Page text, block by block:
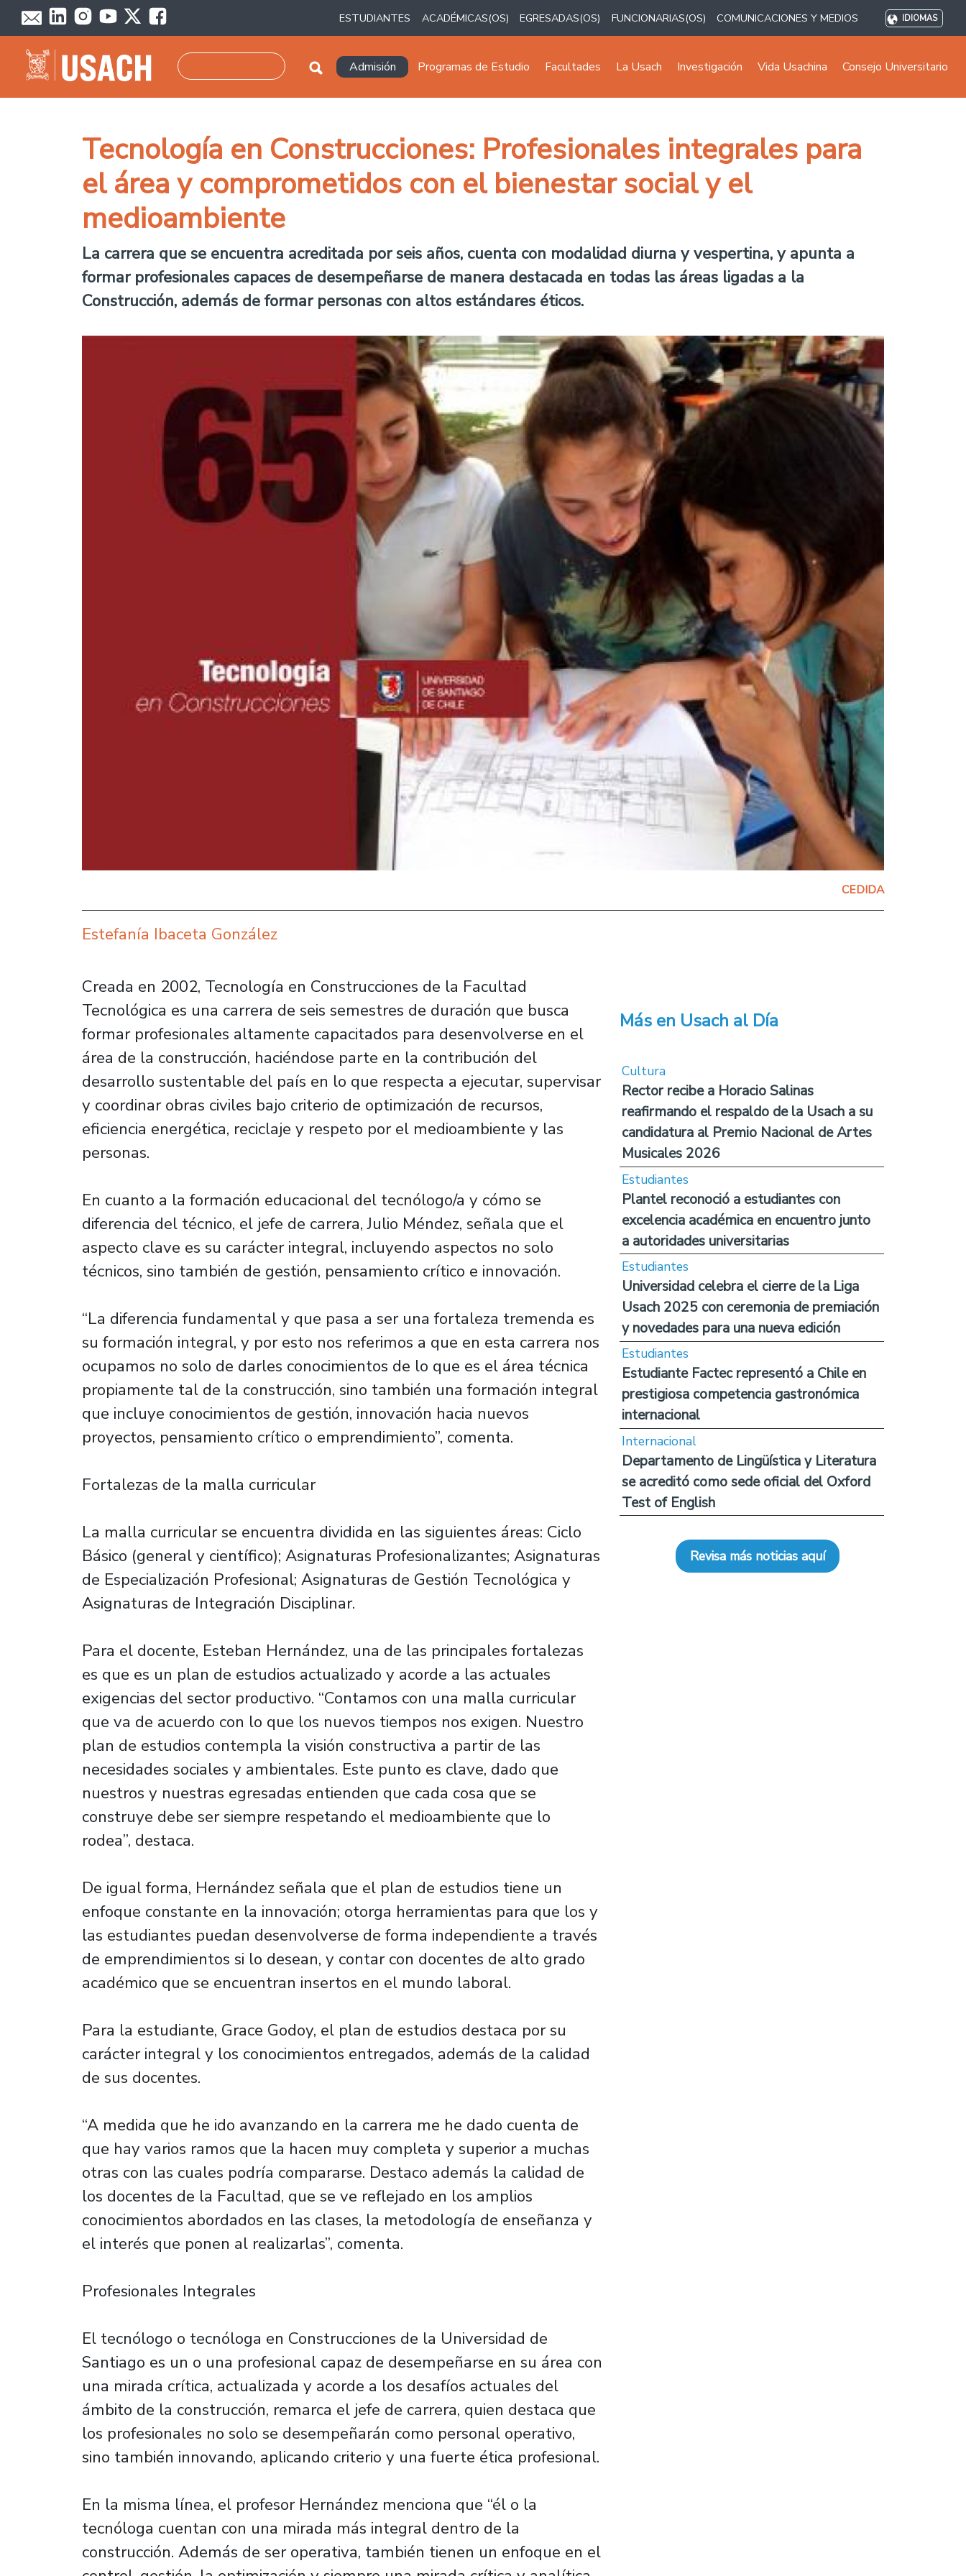
Pasar al contenido principal
ESTUDIANTES ACADÉMICAS(OS) EGRESADAS(OS) FUNCIONARIAS(OS) COMUNICACIONES Y MEDIOS IDIOMAS
Navegación principal
Admisión Programas de Estudio Facultades La Usach Investigación Vida Usachina Consejo Universitario
Tecnología en Construcciones: Profesionales integrales para
el área y comprometidos con el bienestar social y el
medioambiente
La carrera que se encuentra acreditada por seis años, cuenta con modalidad diurna y vespertina, y apunta a
formar profesionales capaces de desempeñarse de manera destacada en todas las áreas ligadas a la
Construcción, además de formar personas con altos estándares éticos.
CEDIDA
Estefanía Ibaceta González
Creada en 2002, Tecnología en Construcciones de la Facultad
Tecnológica es una carrera de seis semestres de duración que busca
formar profesionales altamente capacitados para desenvolverse en el
área de la construcción, haciéndose parte en la contribución del
desarrollo sustentable del país en lo que respecta a ejecutar, supervisar
y coordinar obras civiles bajo criterio de optimización de recursos,
eficiencia energética, reciclaje y respeto por el medioambiente y las
personas.
En cuanto a la formación educacional del tecnólogo/a y cómo se
diferencia del técnico, el jefe de carrera, Julio Méndez, señala que el
aspecto clave es su carácter integral, incluyendo aspectos no solo
técnicos, sino también de gestión, pensamiento crítico e innovación.
“La diferencia fundamental y que pasa a ser una fortaleza tremenda es
su formación integral, y por esto nos referimos a que en esta carrera nos
ocupamos no solo de darles conocimientos de lo que es el área técnica
propiamente tal de la construcción, sino también una formación integral
que incluye conocimientos de gestión, innovación hacia nuevos
proyectos, pensamiento crítico o emprendimiento”, comenta.
Fortalezas de la malla curricular
La malla curricular se encuentra dividida en las siguientes áreas: Ciclo
Básico (general y científico); Asignaturas Profesionalizantes; Asignaturas
de Especialización Profesional; Asignaturas de Gestión Tecnológica y
Asignaturas de Integración Disciplinar.
Para el docente, Esteban Hernández, una de las principales fortalezas
es que es un plan de estudios actualizado y acorde a las actuales
exigencias del sector productivo. “Contamos con una malla curricular
que va de acuerdo con lo que los nuevos tiempos nos exigen. Nuestro
plan de estudios contempla la visión constructiva a partir de las
necesidades sociales y ambientales. Este punto es clave, dado que
nuestros y nuestras egresadas entienden que cada cosa que se
construye debe ser siempre respetando el medioambiente que lo
rodea”, destaca.
De igual forma, Hernández señala que el plan de estudios tiene un
enfoque constante en la innovación; otorga herramientas para que los y
las estudiantes puedan desenvolverse de forma independiente a través
de emprendimientos si lo desean, y contar con docentes de alto grado
académico que se encuentran insertos en el mundo laboral.
Para la estudiante, Grace Godoy, el plan de estudios destaca por su
carácter integral y los conocimientos entregados, además de la calidad
de sus docentes.
“A medida que he ido avanzando en la carrera me he dado cuenta de
que hay varios ramos que la hacen muy completa y superior a muchas
otras con las cuales podría compararse. Destaco además la calidad de
los docentes de la Facultad, que se ve reflejado en los amplios
conocimientos abordados en las clases, la metodología de enseñanza y
el interés que ponen al realizarlas”, comenta.
Profesionales Integrales
El tecnólogo o tecnóloga en Construcciones de la Universidad de
Santiago es un o una profesional capaz de desempeñarse en su área con
una mirada crítica, actualizada y acorde a los desafíos actuales del
ámbito de la construcción, remarca el jefe de carrera, quien destaca que
los profesionales no solo se desempeñarán como personal operativo,
sino también innovando, aplicando criterio y una fuerte ética profesional.
En la misma línea, el profesor Hernández menciona que “él o la
tecnóloga cuentan con una mirada más integral dentro de la
construcción. Además de ser operativa, también tienen un enfoque en el
Más en Usach al Día
Cultura
Rector recibe a Horacio Salinas
reafirmando el respaldo de la Usach a su
candidatura al Premio Nacional de Artes
Musicales 2026
Estudiantes
Plantel reconoció a estudiantes con
excelencia académica en encuentro junto
a autoridades universitarias
Estudiantes
Universidad celebra el cierre de la Liga
Usach 2025 con ceremonia de premiación
y novedades para una nueva edición
Estudiantes
Estudiante Factec representó a Chile en
prestigiosa competencia gastronómica
internacional
Internacional
Departamento de Lingüística y Literatura
se acreditó como sede oficial del Oxford
Test of English
Revisa más noticias aquí